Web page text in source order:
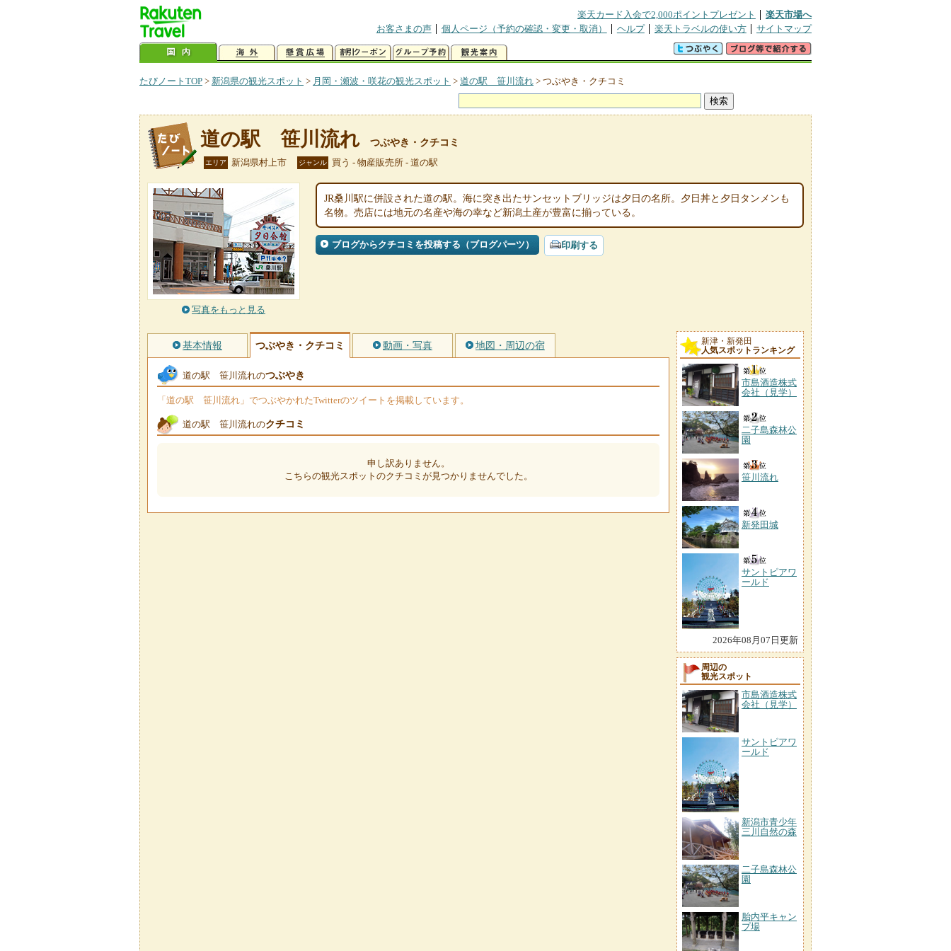
楽天カード入会で2,000ポイントプレゼント
楽天市場へ
お客さまの声
個人ページ（予約の確認・変更・取消） ヘルプ 楽天トラベルの使い方 サイトマップ
たびノートTOP > 新潟県の観光スポット > 月岡・瀬波・咲花の観光スポット > 道の駅 笹川流れ > つぶやき・クチコミ
道の駅 笹川流れ つぶやき・クチコミ
エリア 新潟県村上市 ジャンル 買う - 物産販売所 - 道の駅
写真をもっと見る
JR桑川駅に併設された道の駅。海に突き出たサンセットブリッジは夕日の名所。夕日丼と夕日タンメンも
名物。売店には地元の名産や海の幸など新潟土産が豊富に揃っている。
ブログからクチコミを投稿する（ブログパーツ） 印刷する
基本情報 つぶやき・クチコミ 動画・写真 地図・周辺の宿
道の駅 笹川流れのつぶやき
「道の駅 笹川流れ」でつぶやかれたTwitterのツイートを掲載しています。
道の駅 笹川流れのクチコミ
申し訳ありません。
こちらの観光スポットのクチコミが見つかりませんでした。
新津・新発田
人気スポットランキング
市島酒造株式
会社（見学）
二子島森林公
園
笹川流れ
新発田城
サントピアワ
ールド
2026年08月07日更新
周辺の
観光スポット
市島酒造株式
会社（見学）
サントピアワ
ールド
新潟市青少年
三川自然の森
二子島森林公
園
胎内平キャン
プ場